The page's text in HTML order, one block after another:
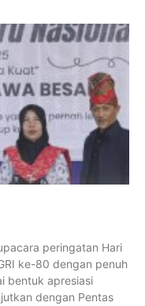
peringatan Hari
ke-80 dengan penuh
bentuk apresiasi
dengan Pentas